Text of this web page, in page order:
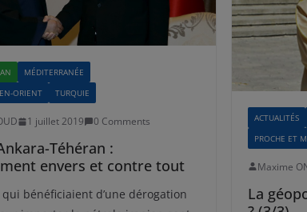
MÉDITERRANÉE
ORIENT
TURQUIE
1 juillet 2019 0 Comments
Téhéran :
envers et contre tout
bénéficiaient d’une dérogation
ACTUALITÉS
PROCHE ET
Maxime
La